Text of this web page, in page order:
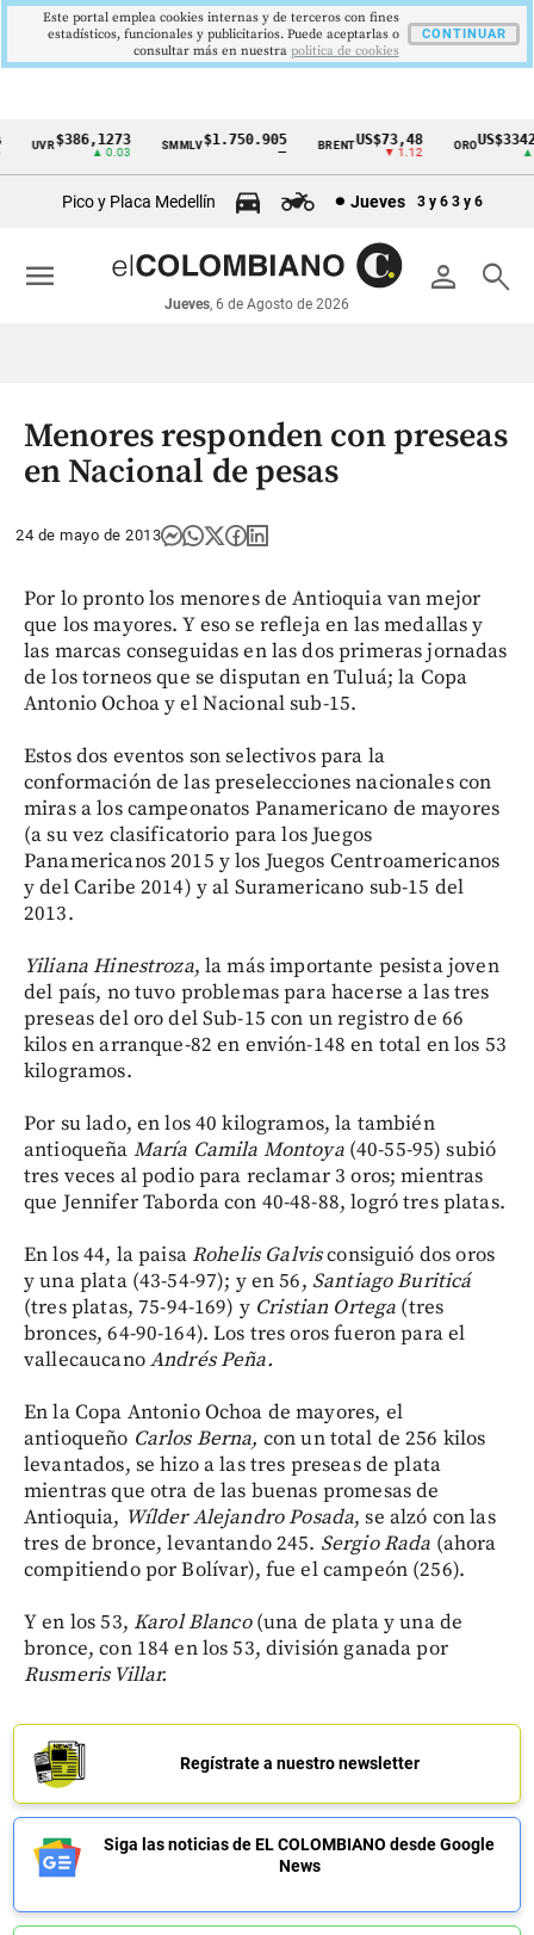
Cintillo
económicos
Colombia
UVR$386,1273
▲ 0.03
SMMLV$1.750.905 BRENTUS$73,48
▼ 1.12
ORO
▲
Pico y Placa Medellín Jueves 3 y 6 3 y 6
person search
Jueves, 6 de Agosto de 2026
menu
Menores responden con preseas
en Nacional de pesas
24 de mayo de 2013
Por lo pronto los menores de Antioquia van mejor
que los mayores. Y eso se refleja en las medallas y
las marcas conseguidas en las dos primeras jornadas
de los torneos que se disputan en Tuluá; la Copa
Antonio Ochoa y el Nacional sub-15.
Estos dos eventos son selectivos para la
conformación de las preselecciones nacionales con
miras a los campeonatos Panamericano de mayores
(a su vez clasificatorio para los Juegos
Panamericanos 2015 y los Juegos Centroamericanos
y del Caribe 2014) y al Suramericano sub-15 del
2013.
Yiliana Hinestroza, la más importante pesista joven
del país, no tuvo problemas para hacerse a las tres
preseas del oro del Sub-15 con un registro de 66
kilos en arranque-82 en envión-148 en total en los 53
kilogramos.
Por su lado, en los 40 kilogramos, la también
antioqueña María Camila Montoya (40-55-95) subió
tres veces al podio para reclamar 3 oros; mientras
que Jennifer Taborda con 40-48-88, logró tres platas.
En los 44, la paisaRohelis Galvisconsiguió dos oros
y una plata (43-54-97); y en 56, Santiago Buriticá
(tres platas, 75-94-169) y Cristian Ortega (tres
bronces, 64-90-164). Los tres oros fueron para el
vallecaucanoAndrés Peña.
En la Copa Antonio Ochoa de mayores, el
antioqueño Carlos Berna, con un total de 256 kilos
levantados, se hizo a las tres preseas de plata
mientras que otra de las buenas promesas de
Antioquia, Wílder Alejandro Posada, se alzó con las
tres de bronce, levantando 245. Sergio Rada (ahora
compitiendo por Bolívar), fue el campeón (256).
Y en los 53, Karol Blanco(una de plata y una de
bronce, con 184 en los 53, división ganada por
Rusmeris Villar.
Regístrate a nuestro newsletter
Siga las noticias de EL COLOMBIANO desde Google
News
Este portal emplea cookies internas y de terceros con fines
estadísticos, funcionales y publicitarios. Puede aceptarlas o
consultar más en nuestra politica de cookies
CONTINUAR